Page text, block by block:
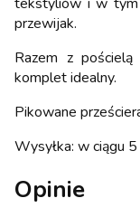
przewijak.
Razem z pościelą
komplet idealny.
Pikowane
Wysyłka: w ciągu 5
Opinie